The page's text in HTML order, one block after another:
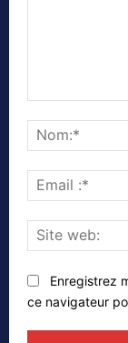
Enregistrez
ce navigateur